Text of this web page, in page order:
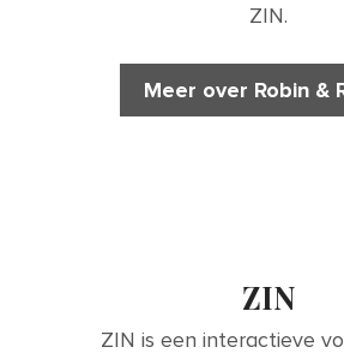
ZIN.
Meer over Robin &
ZIN
ZIN is een interactieve